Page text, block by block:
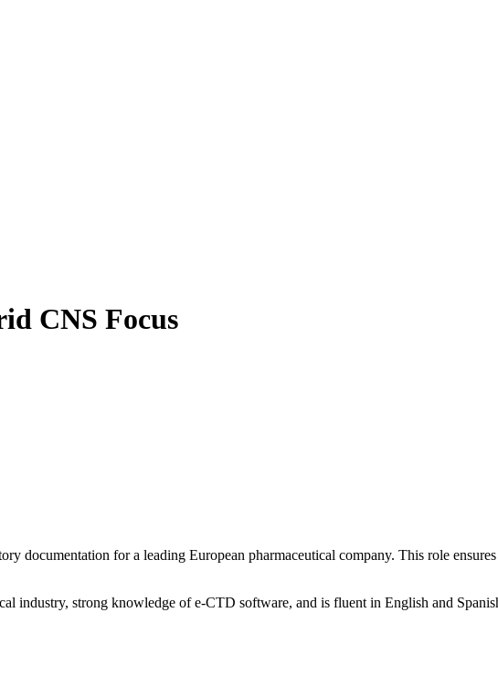
CNS Focus
documentation for a leading European pharmaceutical company. This role
industry, strong knowledge of e-CTD software, and is fluent in English and